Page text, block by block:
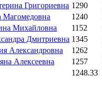
Григориевна 1290
Магомедовна 1240
Михайловна 1152
Дмитриевна 1345
Александровна 1262
Алексеевна 1257
1248.33